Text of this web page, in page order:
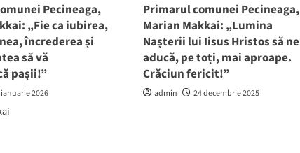
vor
fi
derulate
în
2026
Pecineaga,
„Fie ca iubirea,
încrederea și
să vă
pașii!”
ianuarie 2026
Primarul comunei Pecineaga,
Marian Makkai: „Lumina
Nașterii lui Iisus Hristos să ne
aducă, pe toți, mai aproape.
Crăciun fericit!”
admin 24 decembrie 2025